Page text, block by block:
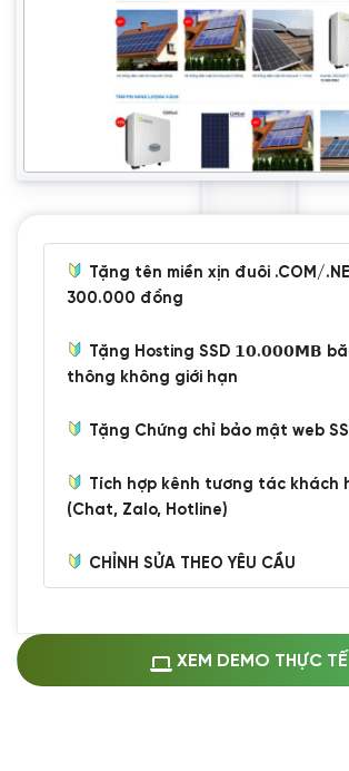
Tặng tên miền xịn đuôi .COM/
300.000 đồng
Tặng Hosting SSD 𝟭𝟬.𝟬𝟬𝟬𝗠𝗕
thông không giới hạn
Tặng Chứng chỉ bảo mật web
Tích hợp kênh tương tác khách
(Chat, Zalo, Hotline)
CHỈNH SỬA THEO YÊU CẦU
Thay logo + thông tin doanh
(+100.000 VND)
XEM DEMO THỰC TẾ